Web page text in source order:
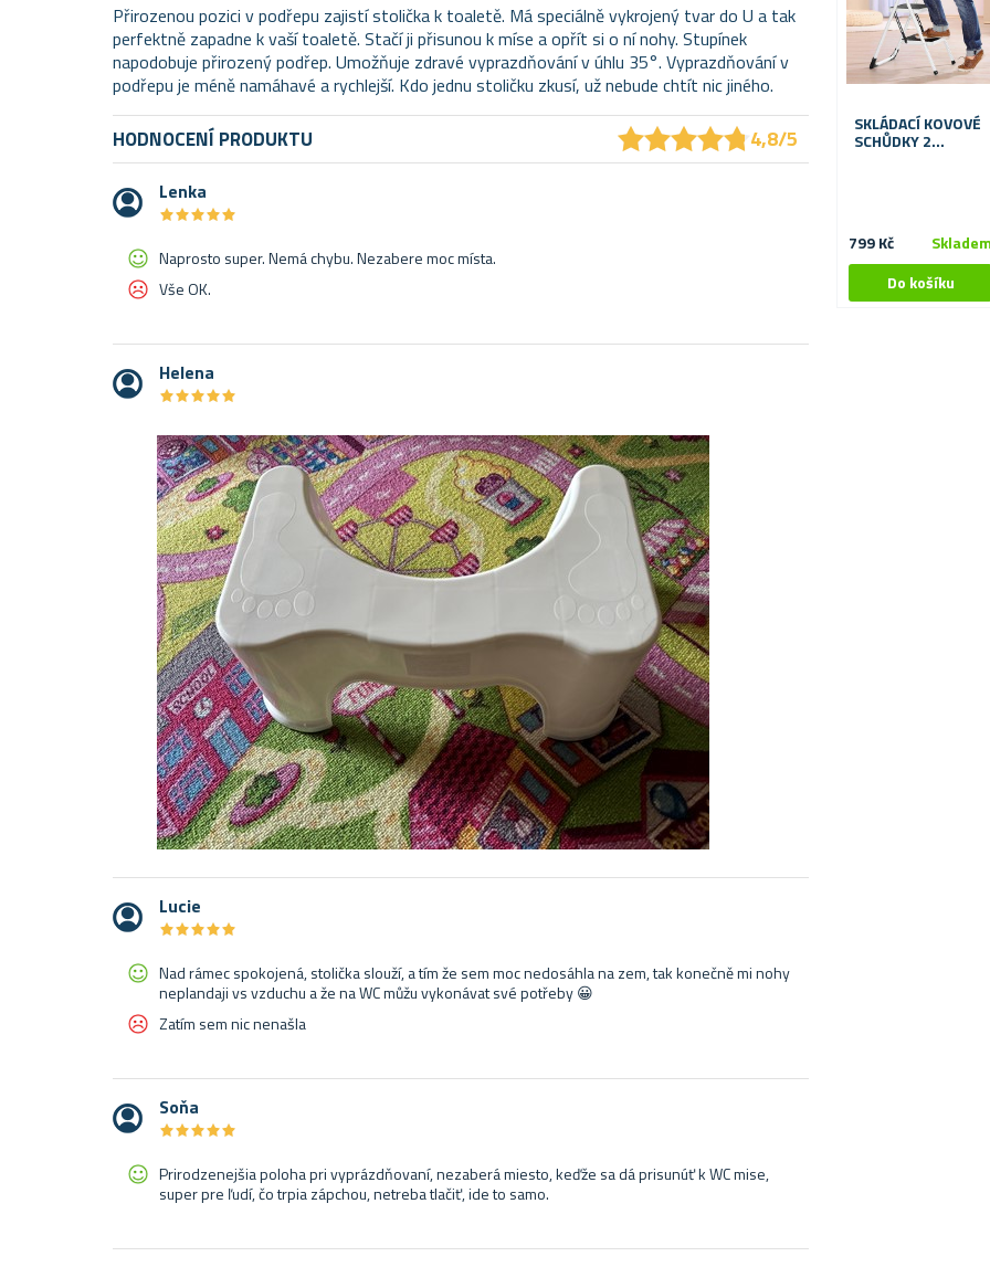
Přirozenou pozici v podřepu zajistí stolička k toaletě. Má speciálně vykrojený tvar do U a tak
perfektně zapadne k vaší toaletě. Stačí ji přisunou k míse a opřít si o ní nohy. Stupínek
napodobuje přirozený podřep. Umožňuje zdravé vyprazdňování v úhlu 35°. Vyprazdňování v
podřepu je méně namáhavé a rychlejší. Kdo jednu stoličku zkusí, už nebude chtít nic jiného.
SKLÁDACÍ KOVOVÉ
SCHŮDKY 2
799 Kč
HODNOCENÍ PRODUKTU ★★★★★
★★★★★ 4,8/5
Lenka
★★★★★
★★★★★
Naprosto super. Nemá chybu. Nezabere moc místa.
Vše OK.
Helena
★★★★★
★★★★★
Lucie
★★★★★
★★★★★
Nad rámec spokojená, stolička slouží, a tím že sem moc nedosáhla na zem, tak konečně mi nohy
neplandaji vs vzduchu a že na WC můžu vykonávat své potřeby 😀
Zatím sem nic nenašla
Soňa
★★★★★
★★★★★
Prirodzenejšia poloha pri vyprázdňovaní, nezaberá miesto, keďže sa dá prisunúť k WC mise,
super pre ľudí, čo trpia zápchou, netreba tlačiť, ide to samo.